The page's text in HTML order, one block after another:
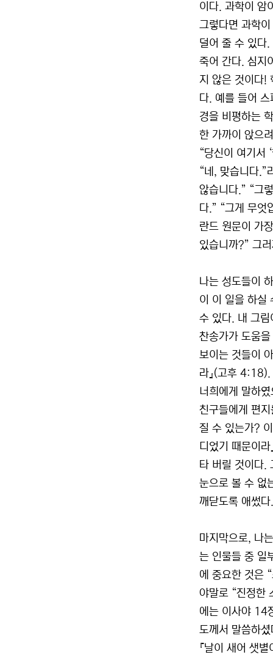
이다. 과학이 암
그렇다면 과학
덜어 줄 수 있다
죽어 간다. 심지
지 않은 것이다!
다. 예를 들어
경을 비평하는
한 가까이 앉으
“당신이 여기서
“네, 맞습니다.”
않습니다.” “그
다.” “그게 무엇
란드 원문이 가
있습니까?” 그
나는 성도들이
이 이 일을 하실
수 있다. 내 그
찬송가가 도움
보이는 것들이
라』(고후
너희에게 말하
친구들에게 편
질 수 있는가?
디었기 때문이
타 버릴 것이다.
눈으로 볼 수 없
깨닫도록 애썼다.
마지막으로, 나
는 인물들 중 일
에 중요한 것은
야말로 “진정한
에는 이사야 14
도께서 말씀하
『날이 새어 샛